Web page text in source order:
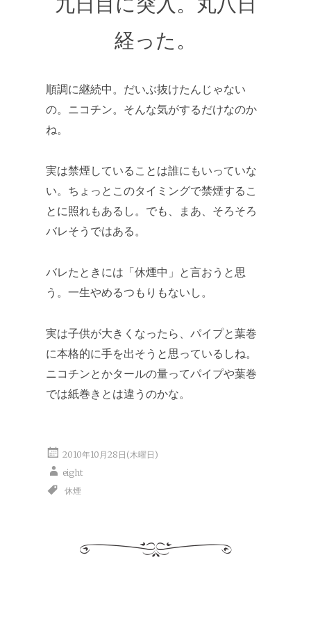
経った。
順調に継続中。だいぶ抜けたんじゃない
の。ニコチン。そんな気がするだけなのか
ね。
実は禁煙していることは誰にもいっていな
い。ちょっとこのタイミングで禁煙するこ
とに照れもあるし。でも、まあ、そろそろ
バレそうではある。
バレたときには「休煙中」と言おうと思
う。一生やめるつもりもないし。
実は子供が大きくなったら、パイプと葉巻
に本格的に手を出そうと思っているしね。
ニコチンとかタールの量ってパイプや葉巻
では紙巻きとは違うのかな。
2010年10月28日(木曜日)
eight
休煙